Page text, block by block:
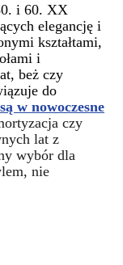
i 60. XX
elegancję i
kształtami,
i
beż czy
do
w nowoczesne
czy
lat z
wybór dla
nie